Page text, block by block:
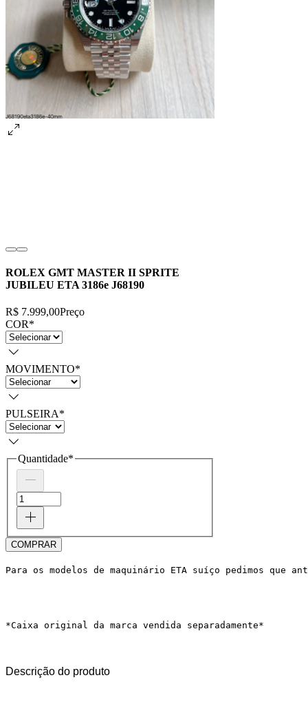
ROLEX GMT MASTER II SPRITE
JUBILEU ETA 3186e J68190
R$ 7.999,00Preço
COR*
MOVIMENTO*
PULSEIRA*
Quantidade*
COMPRAR
Para os modelos de maquinário ETA suíço pedimos
*Caixa original da marca vendida separadamente*
Descrição do produto